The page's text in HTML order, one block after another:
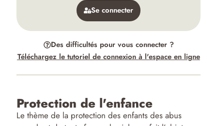
Se connecter
Des difficultés pour vous connecter ?
Téléchargez le tutoriel de connexion à l'espace en ligne
Protection de l'enfance
Le thème de la protection des enfants des abus